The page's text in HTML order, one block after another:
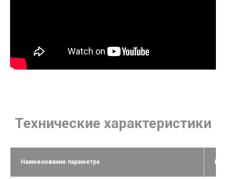
Технические характеристики
Наименование параметра